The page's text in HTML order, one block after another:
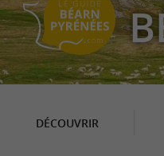
DÉCOUVRIR